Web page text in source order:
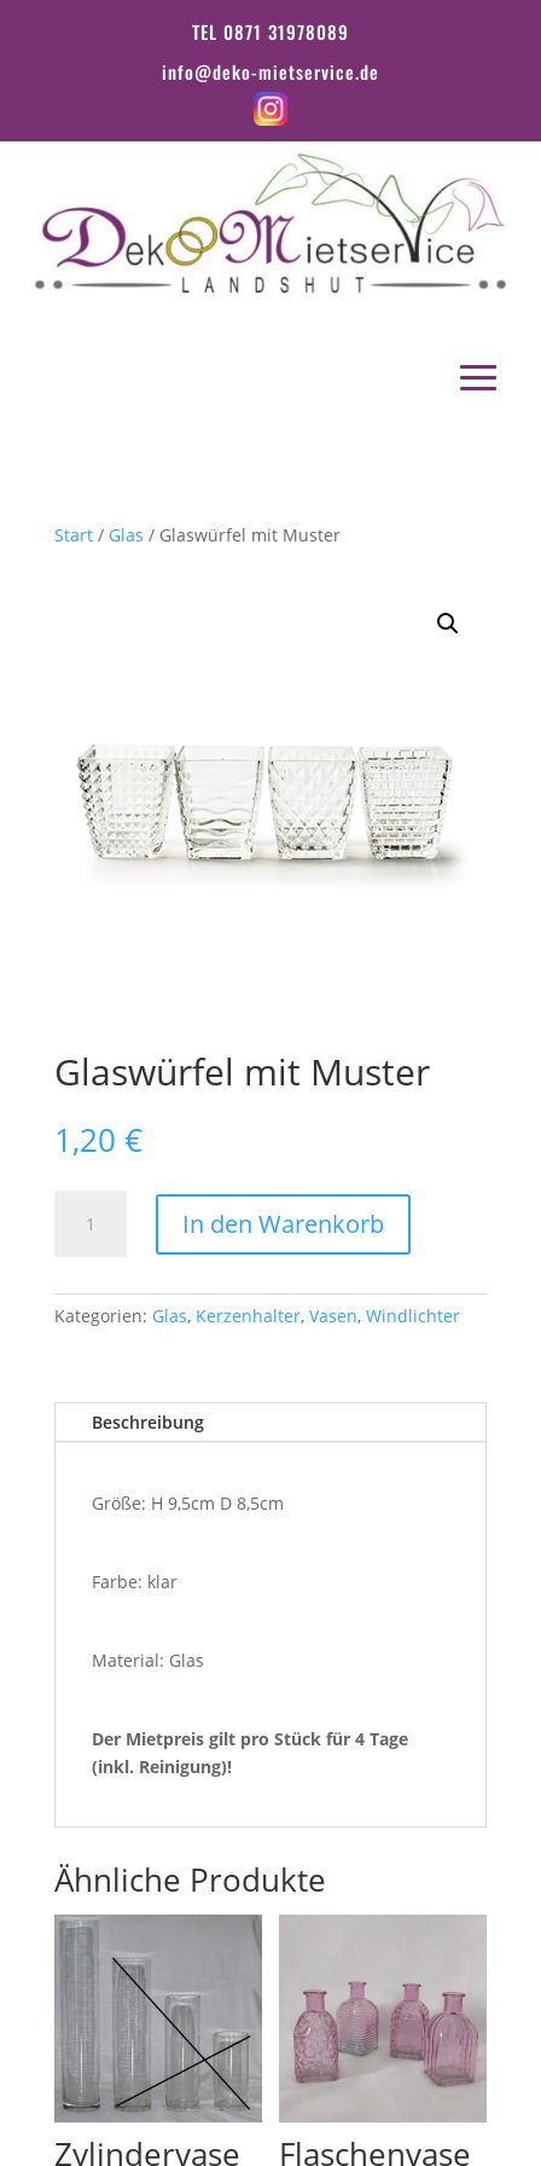
TEL 0871 31978089
info@deko-mietservice.de
Start/ Glas / Glaswürfel mit Muster
Glaswürfel mit Muster
1,20 €
In den Warenkorb
Kategorien: Glas, Kerzenhalter, Vasen, Windlichter
Beschreibung
Größe: H 9,5cm D 8,5cm
Farbe: klar
Material: Glas
Der Mietpreis gilt pro Stück für 4 Tage
(inkl. Reinigung)!
Ähnliche Produkte
Zylindervase Flaschenvase